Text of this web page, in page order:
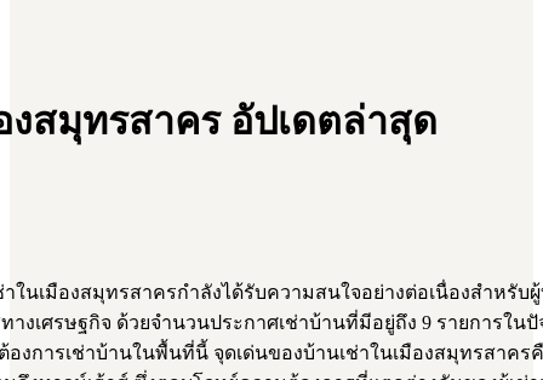
งสมุทรสาคร อัปเดตล่าสุด
ในเมืองสมุทรสาครกำลังได้รับความสนใจอย่างต่อเนื่องสำหรั
างเศรษฐกิจ ด้วยจำนวนประกาศเช่าบ้านที่มีอยู่ถึง 9 รายการใน
งการเช่าบ้านในพื้นที่นี้ จุดเด่นของบ้านเช่าในเมืองสมุทรสาค